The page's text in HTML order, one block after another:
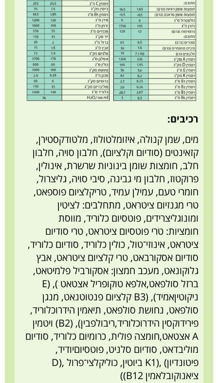
רכיבים:
מים, שמן קנולה, איזומלטולוז, מלטודקסטירן,
קזאינטים (סודיום וקלציום), חלבון סויה, חלבון
חלב, חומצות שומן בינוניות שרשרת, אינולין,
פרוקטוז, חלבון מי גבינה, סיבי סויה, גליצרול,
חומרי טעם, עמילן עמיד, טריקלציום פוספאט,
טרי מגנזיום ציטראט, מתחלבים: לציטין
ומונוגליצרידים, פוטסיום כלוריד, מווסת
חומציות: טרי פוטסיום ציטראט, טרי סודיום
ציטראט, אינוזי־טול, כולין כלוריד, סודיום כלוריד,
סודיום אסקורבאט, טרי קלציום ציטראט, אבץ
גלוקונאט, מעכב חמצון: אסקורביל פלמיטאט,
ברזל סולפאט,אלפא טוקופריל אצטאט ), (E
ניקוטיןאמיד), (B3
קלציום פנטוטנאט, מנגן
סולפאט, נחושת סולפאט, תיאמין הידרוכלוריד,
פירידוקסין הידרוכלוריד,ריבולפבין),
(B2)
ויטמין
Aאצטאט,חומצה פולית, כרומיום כלוריד, סודיום
מוליבדאט, סודיום סלניט, פוטסיוםיודיד,
פיטונדיון) ,(K1 ביוטין, כוליקלצי־פרול ,(D
ציאנוקובלאמין
)